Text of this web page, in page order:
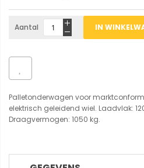
Aantal IN
Palletonderwagen voor
elektrisch geleidend wiel. Laadvlak:
Draagvermogen: 1050 kg.